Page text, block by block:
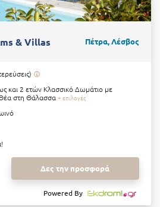
& Villas Πέτρα, Λέσβος
και 2 ετών Κλασσικό Δωμάτιο με
Θέα στη Θάλασσα + επιλογές
Δες την προσφορά
Powered By